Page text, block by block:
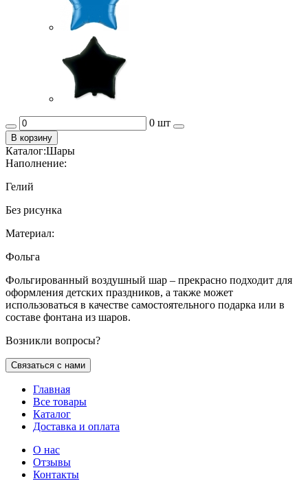
0 шт
В корзину
Каталог:Шары
Наполнение:
Гелий
Без рисунка
Материал:
Фольга
Фольгированный воздушный шар – прекрасно подходит для
оформления детских праздников, а также может
использоваться в качестве самостоятельного подарка или в
составе фонтана из шаров.
Возникли вопросы?
Связаться с нами
Главная
Все товары
Каталог
Доставка и оплата
О нас
Отзывы
Контакты